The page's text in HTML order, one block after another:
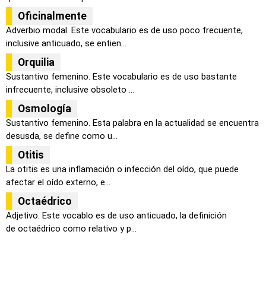
Oficinalmente
Adverbio modal. Este vocabulario es de uso poco frecuente,
inclusive anticuado, se entien...
Orquilia
Sustantivo femenino. Este vocabulario es de uso bastante
infrecuente, inclusive obsoleto ...
Osmología
Sustantivo femenino. Esta palabra en la actualidad se encuentra
desusda, se define como u...
Otitis
La otitis es una inflamación o infección del oído, que puede
afectar el oído externo, e...
Octaédrico
Adjetivo. Este vocablo es de uso anticuado, la definición
de octaédrico como relativo y p...